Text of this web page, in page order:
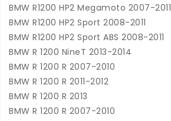
BMW R1200 HP2 Megamoto 2007-2011
BMW R1200 HP2 Sport 2008-2011
BMW R1200 HP2 Sport ABS 2008-2011
BMW R 1200 NineT 2013-2014
BMW R 1200 R 2007-2010
BMW R 1200 R 2011-2012
BMW R 1200 R 2013
BMW R 1200 R 2007-2010